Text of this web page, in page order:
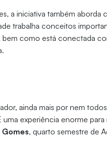
a iniciativa também aborda
trabalha conceitos
bem como está conectada
ainda mais por nem
experiência enorme para
Gomes, quarto semestre de